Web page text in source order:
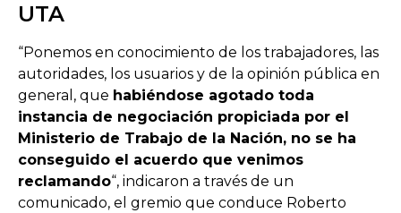
UTA
“Ponemos en conocimiento de los trabajadores, las
autoridades, los usuarios y de la opinión pública en
general, que habiéndose agotado toda
instancia de negociación propiciada por el
Ministerio de Trabajo de la Nación, no se ha
conseguido el acuerdo que venimos
reclamando“, indicaron a través de un
comunicado, el gremio que conduce Roberto